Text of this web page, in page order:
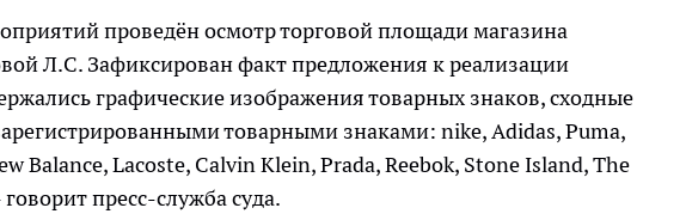
проведён осмотр торговой площади магазина
Л.С. Зафиксирован факт предложения к реализации
графические изображения товарных знаков, сходные
товарными знаками: nike, Adidas, Puma,
Balance, Lacoste, Calvin Klein, Prada, Reebok, Stone Island, The
пресс-служба суда.